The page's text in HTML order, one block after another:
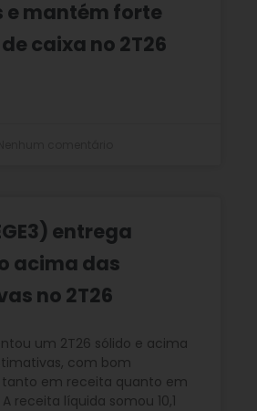
e mantém forte
caixa no 2T26
entrega
acima das
no 2T26
um 2T26 sólido e acima
com bom
em receita quanto em
receita líquida somou 10,1